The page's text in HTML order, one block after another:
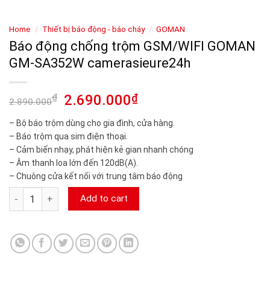
Home / Thiết bị báo động - báo cháy / GOMAN
Báo động chống trộm GSM/WIFI GOMAN
GM-SA352W camerasieure24h
2.890.000₫ 2.690.000₫
– Bộ báo trộm dùng cho gia đình, cửa hàng.
– Báo trộm qua sim điện thoại.
– Cảm biến nhạy, phát hiện kẻ gian nhanh chóng
– Âm thanh loa lớn đến 120dB(A).
– Chuông cửa kết nối với trung tâm báo động
Báo động chống trộm GSM/WIFI GOMAN GM-SA352W
Add to cart